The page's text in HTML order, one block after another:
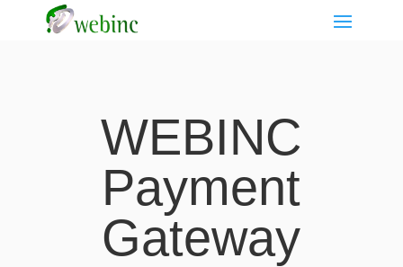
WEBINC
Payment
Gateway